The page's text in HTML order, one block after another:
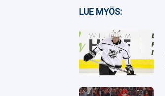
Facebook
Twitter
Whatsapp
LUE MYÖS: